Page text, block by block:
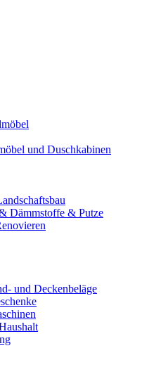
und Duschkabinen
Dämmstoffe & Putze
und Deckenbeläge